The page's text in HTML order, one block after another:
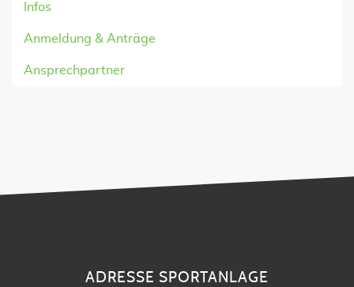
Infos
Anmeldung & Anträge
Ansprechpartner
ADRESSE SPORTANLAGE